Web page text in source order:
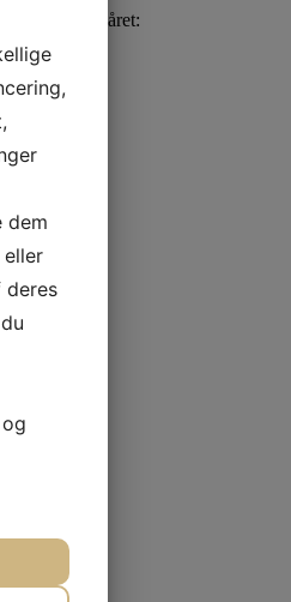
billede over året:
dem
deres